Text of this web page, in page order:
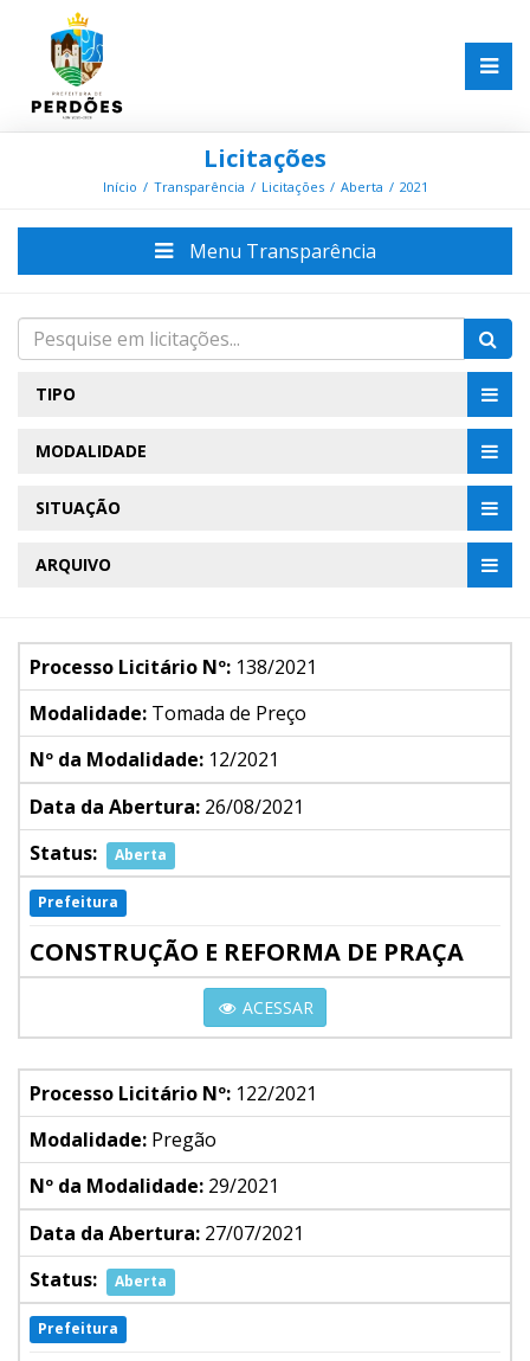
Licitações
Início Transparência Licitações Aberta 2021
Menu Transparência
TIPO
MODALIDADE
SITUAÇÃO
ARQUIVO
Processo Licitário Nº: 138/2021
Modalidade: Tomada de Preço
Nº da Modalidade: 12/2021
Data da Abertura: 26/08/2021
Status:
Aberta
Prefeitura
CONSTRUÇÃO E REFORMA DE PRAÇA
ACESSAR
Processo Licitário Nº: 122/2021
Modalidade: Pregão
Nº da Modalidade: 29/2021
Data da Abertura: 27/07/2021
Status:
Aberta
Prefeitura